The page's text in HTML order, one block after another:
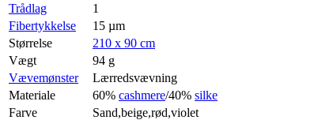
Trådlag
1
Fibertykkelse
15 µm
Størrelse
210 x 90 cm
Vægt
94 g
Vævemønster
Lærredsvævning
Materiale
60% cashmere/40% silke
Farve
Sand,beige,rød,violet